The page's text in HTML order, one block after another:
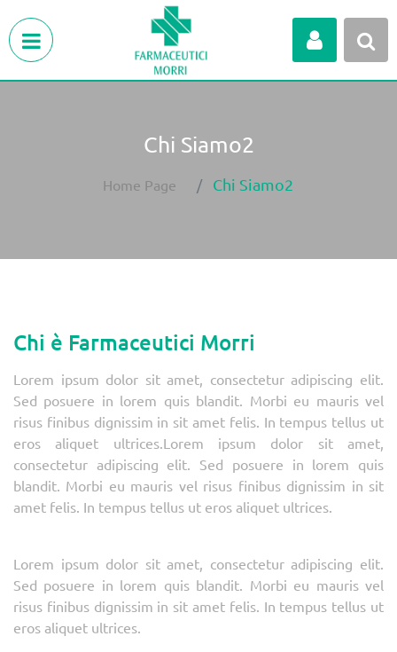
Chi Siamo2
Home Page Chi Siamo2
Chi è Farmaceutici Morri
Lorem ipsum dolor sit amet, consectetur adipiscing elit.
Sed posuere in lorem quis blandit. Morbi eu mauris vel
risus finibus dignissim in sit amet felis. In tempus tellus ut
eros aliquet ultrices.Lorem ipsum dolor sit amet,
consectetur adipiscing elit. Sed posuere in lorem quis
blandit. Morbi eu mauris vel risus finibus dignissim in sit
amet felis. In tempus tellus ut eros aliquet ultrices.
Lorem ipsum dolor sit amet, consectetur adipiscing elit.
Sed posuere in lorem quis blandit. Morbi eu mauris vel
risus finibus dignissim in sit amet felis. In tempus tellus ut
eros aliquet ultrices.